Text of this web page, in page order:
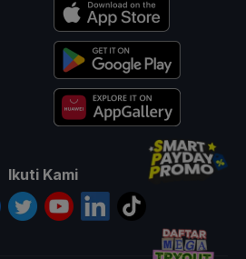
Ikuti Kami